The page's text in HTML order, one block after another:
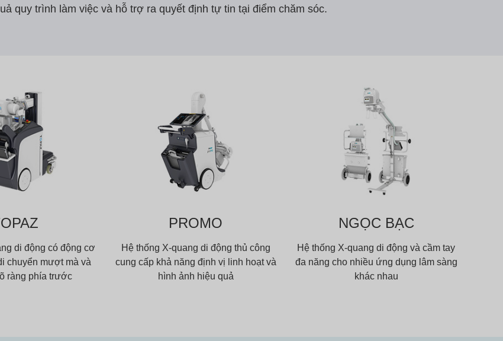
quy trình làm việc và hỗ trợ ra quyết định tự tin tại điểm chăm sóc.
di động có động cơ
chuyển mượt mà và
ràng phía trước
PROMO
Hệ thống X-quang di động thủ công
cung cấp khả năng định vị linh hoạt và
hình ảnh hiệu quả
NGỌC BẠC
Hệ thống X-quang di động và cầm tay
đa năng cho nhiều ứng dụng lâm sàng
khác nhau